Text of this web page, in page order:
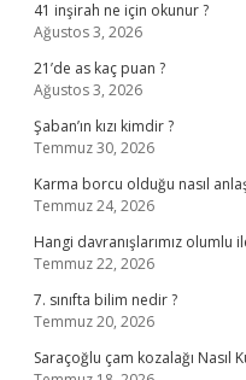
41 inşirah ne için okunur ?
Ağustos 3, 2026
21’de as kaç puan ?
Ağustos 3, 2026
Şaban’ın kızı kimdir ?
Temmuz 30, 2026
Karma borcu olduğu nasıl
Temmuz 24, 2026
Hangi davranışlarımız olumlu
Temmuz 22, 2026
7. sınıfta bilim nedir ?
Temmuz 20, 2026
Saraçoğlu çam kozalağı Nasıl